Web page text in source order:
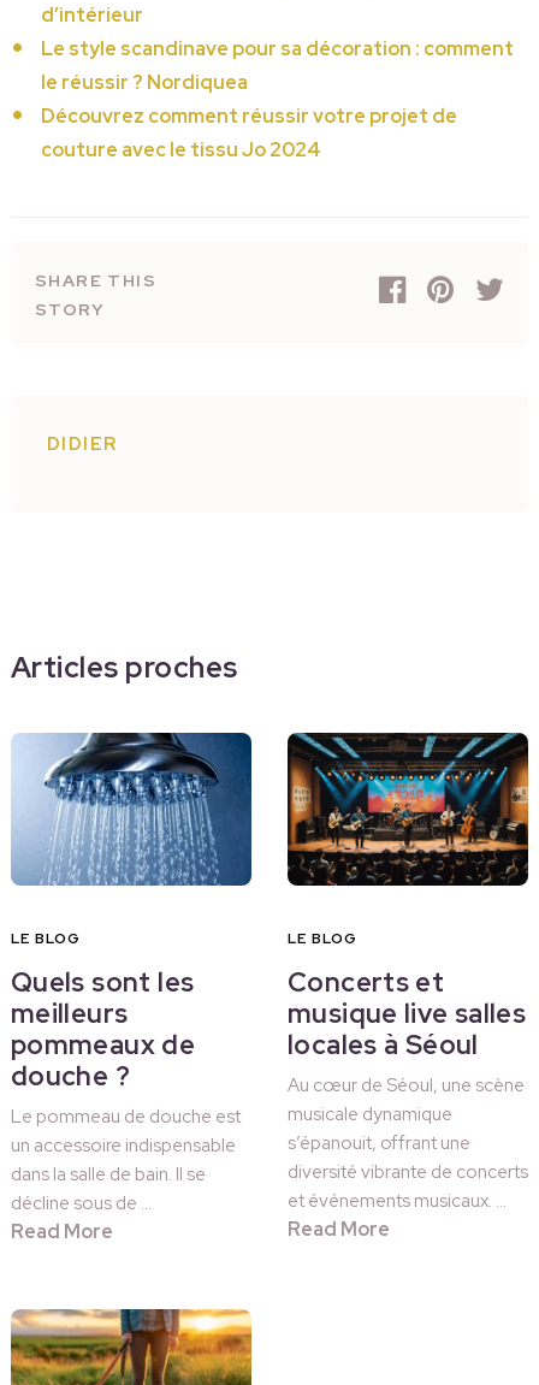
d’intérieur
Le style scandinave pour sa décoration : comment
le réussir ? Nordiquea
Découvrez comment réussir votre projet de
couture avec le tissu Jo 2024
SHARE THIS
STORY
DIDIER
Articles proches
LE BLOG
Quels sont les
meilleurs
pommeaux de
douche ?
Le pommeau de douche est
un accessoire indispensable
dans la salle de bain. Il se
décline sous de …
Read More
LE BLOG
Concerts et
musique live salles
locales à Séoul
Au cœur de Séoul, une scène
musicale dynamique
s’épanouit, offrant une
diversité vibrante de concerts
et événements musicaux. …
Read More